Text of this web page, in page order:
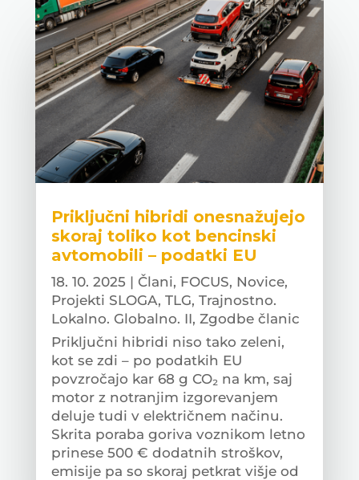
Priključni hibridi onesnažujejo
skoraj toliko kot bencinski
avtomobili – podatki EU
18. 10. 2025 | Člani, FOCUS, Novice,
Projekti SLOGA, TLG, Trajnostno.
Lokalno. Globalno. II, Zgodbe članic
Priključni hibridi niso tako zeleni,
kot se zdi – po podatkih EU
povzročajo kar 68 g CO₂ na km, saj
motor z notranjim izgorevanjem
deluje tudi v električnem načinu.
Skrita poraba goriva voznikom letno
prinese 500 € dodatnih stroškov,
emisije pa so skoraj petkrat višje od